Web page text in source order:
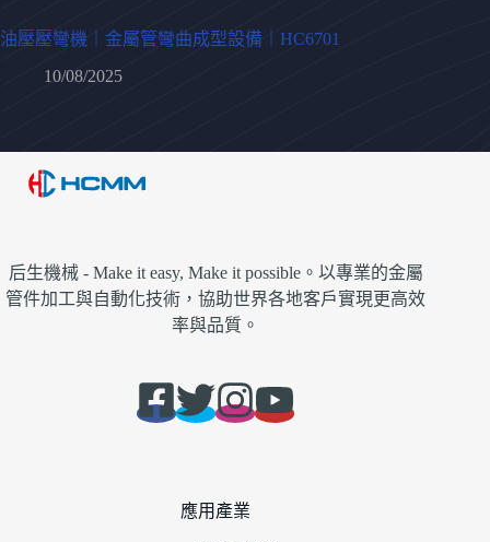
油壓壓彎機｜金屬管彎曲成型設備｜HC6701
10/08/2025
后生機械 - Make it easy, Make it possible。以專業的金屬
管件加工與自動化技術，協助世界各地客戶實現更高效
率與品質。
應用產業